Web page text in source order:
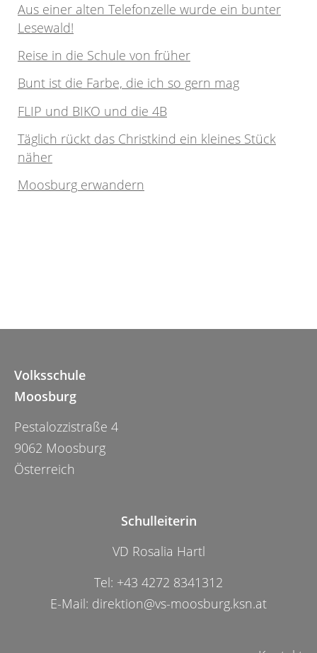
Aus einer alten Telefonzelle wurde ein bunter
Lesewald!
Reise in die Schule von früher
Bunt ist die Farbe, die ich so gern mag
FLIP und BIKO und die 4B
Täglich rückt das Christkind ein kleines Stück
näher
Moosburg erwandern
Volksschule
Moosburg
Pestalozzistraße 4
9062 Moosburg
Österreich
Schulleiterin
VD Rosalia Hartl
Tel: +43 4272 8341312
E-Mail: direktion@vs-moosburg.ksn.at